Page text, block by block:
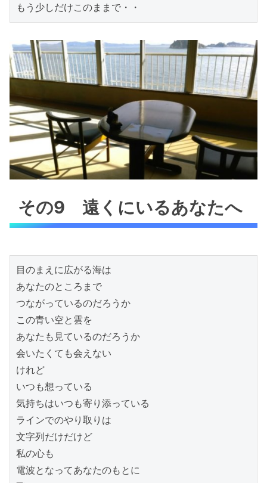
もう少しだけこのままで・・
その9 遠くにいるあなたへ
目のまえに広がる海は
あなたのところまで
つながっているのだろうか
この青い空と雲を
あなたも見ているのだろうか
会いたくても会えない
けれど
いつも想っている
気持ちはいつも寄り添っている
ラインでのやり取りは
文字列だけだけど
私の心も
電波となってあなたのもとに